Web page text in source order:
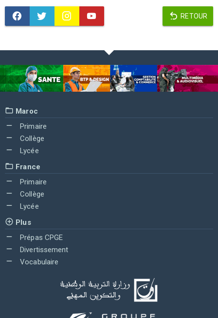
RETOUR
Maroc
Primaire
Collège
Lycée
France
Primaire
Collège
Lycée
Plus
Prépas CPGE
Divertissement
Vocabulaire